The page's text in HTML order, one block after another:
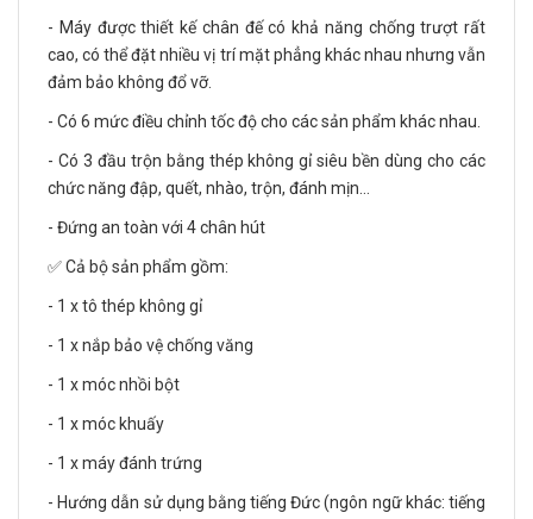
- Máy được thiết kế chân đế có khả năng chống trượt rất
cao, có thể đặt nhiều vị trí mặt phẳng khác nhau nhưng vẫn
đảm bảo không đổ vỡ.
- Có 6 mức điều chỉnh tốc độ cho các sản phẩm khác nhau.
- Có 3 đầu trộn bằng thép không gỉ siêu bền dùng cho các
chức năng đập, quết, nhào, trộn, đánh mịn…
- Đứng an toàn với 4 chân hút
✅ Cả bộ sản phẩm gồm:
- 1 x tô thép không gỉ
- 1 x nắp bảo vệ chống văng
- 1 x móc nhồi bột
- 1 x móc khuấy
- 1 x máy đánh trứng
- Hướng dẫn sử dụng bằng tiếng Đức (ngôn ngữ khác: tiếng